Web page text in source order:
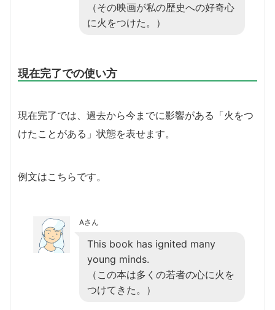
（その映画が私の歴史への好奇心
に火をつけた。）
現在完了での使い方
現在完了では、過去から今までに影響がある「火をつ
けたことがある」状態を表せます。
例文はこちらです。
Aさん
This book has ignited many
young minds.
（この本は多くの若者の心に火を
つけてきた。）